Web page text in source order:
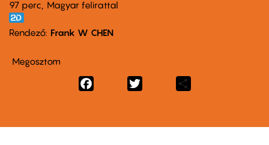
97 perc,
Magyar felirattal
Rendező Frank W CHEN
Megosztom
Facebook